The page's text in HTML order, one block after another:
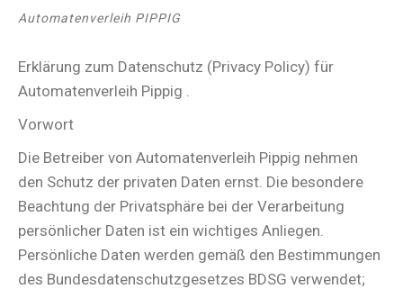
Automatenverleih PIPPIG
Erklärung zum Datenschutz (Privacy Policy) für
Automatenverleih Pippig .
Vorwort
Die Betreiber von Automatenverleih Pippig nehmen
den Schutz der privaten Daten ernst. Die besondere
Beachtung der Privatsphäre bei der Verarbeitung
persönlicher Daten ist ein wichtiges Anliegen.
Persönliche Daten werden gemäß den Bestimmungen
des Bundesdatenschutzgesetzes BDSG verwendet;